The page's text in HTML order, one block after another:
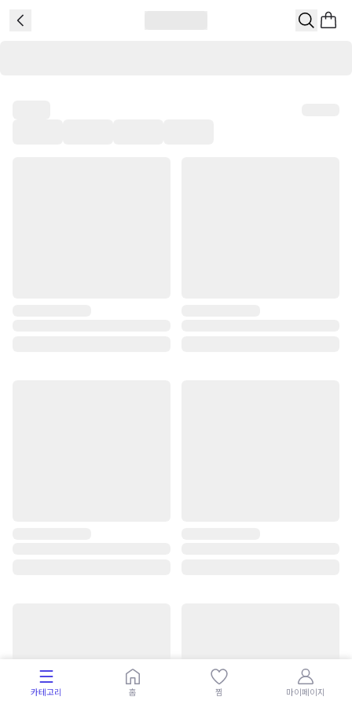
카테고리 홈 찜 마이페이지